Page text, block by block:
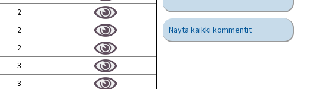
2
2
2
3
3
Näytä kaikki kommentit